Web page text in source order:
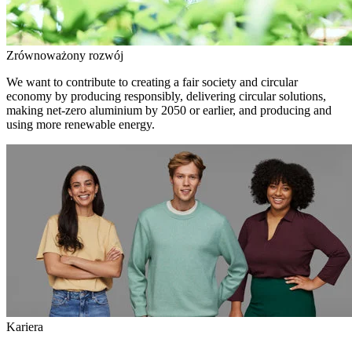
Zrównoważony rozwój
We want to contribute to creating a fair society and circular
economy by producing responsibly, delivering circular solutions,
making net-zero aluminium by 2050 or earlier, and producing and
using more renewable energy.
Kariera